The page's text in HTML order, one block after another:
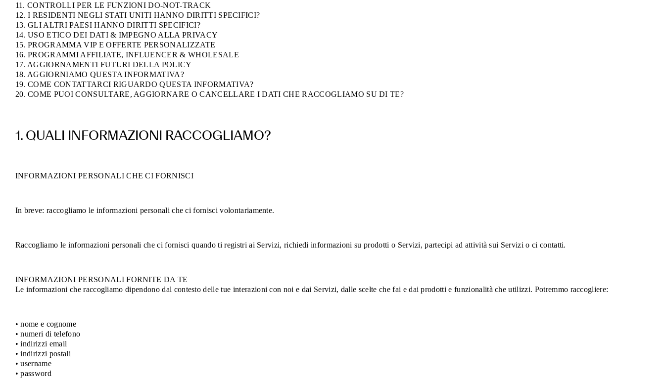
11. CONTROLLI PER LE FUNZIONI DO-NOT-TRACK
12. I RESIDENTI NEGLI STATI UNITI HANNO DIRITTI SPECIFICI?
13. GLI ALTRI PAESI HANNO DIRITTI SPECIFICI?
14. USO ETICO DEI DATI & IMPEGNO ALLA PRIVACY
15. PROGRAMMA VIP E OFFERTE PERSONALIZZATE
16. PROGRAMMI AFFILIATE, INFLUENCER & WHOLESALE
17. AGGIORNAMENTI FUTURI DELLA POLICY
18. AGGIORNIAMO QUESTA INFORMATIVA?
19. COME CONTATTARCI RIGUARDO QUESTA INFORMATIVA?
20. COME PUOI CONSULTARE, AGGIORNARE O CANCELLARE I DATI CHE RACCOGLIAMO SU DI TE?
1. QUALI INFORMAZIONI RACCOGLIAMO?
INFORMAZIONI PERSONALI CHE CI FORNISCI
In breve: raccogliamo le informazioni personali che ci fornisci volontariamente.
Raccogliamo le informazioni personali che ci fornisci quando ti registri ai Servizi, richiedi informazioni su prodotti o Servizi, partecipi ad attività sui Servizi o ci contatti.
INFORMAZIONI PERSONALI FORNITE DA TE
Le informazioni che raccogliamo dipendono dal contesto delle tue interazioni con noi e dai Servizi, dalle scelte che fai e dai prodotti e funzionalità che utilizzi. Potremmo raccogliere:
• nome e cognome
• numeri di telefono
• indirizzi email
• indirizzi postali
• username
• password